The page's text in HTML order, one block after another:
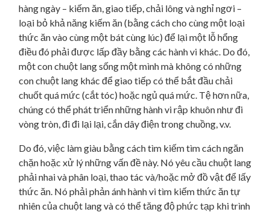
hàng ngày – kiếm ăn, giao tiếp, chải lông và nghỉ ngơi –
loại bỏ khả năng kiếm ăn (bằng cách cho cùng một loại
thức ăn vào cùng một bát cùng lúc) để lại một lỗ hổng
điều đó phải được lấp đầy bằng các hành vi khác. Do đó,
một con chuột lang sống một mình mà không có những
con chuột lang khác để giao tiếp có thể bắt đầu chải
chuốt quá mức (cắt tóc) hoặc ngủ quá mức. Tệ hơn nữa,
chúng có thể phát triển những hành vi rập khuôn như đi
vòng tròn, đi đi lại lại, cắn dây điện trong chuồng, v.v.
Do đó, việc làm giàu bằng cách tìm kiếm tìm cách ngăn
chặn hoặc xử lý những vấn đề này. Nó yêu cầu chuột lang
phải nhai và phân loại, thao tác và/hoặc mở đồ vật để lấy
thức ăn. Nó phải phản ánh hành vi tìm kiếm thức ăn tự
nhiên của chuột lang và có thể tăng độ phức tạp khi trình